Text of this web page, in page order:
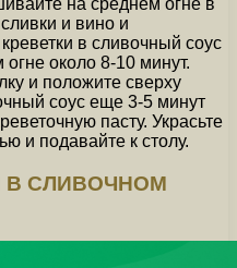
на среднем огне в
и вино и
в сливочный соус
около 8-10 минут.
и положите сверху
соус еще 3-5 минут
пасту. Украсьте
и подавайте к столу.
В СЛИВОЧНОМ